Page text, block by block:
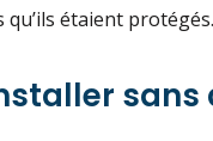
étaient protégés.
sans